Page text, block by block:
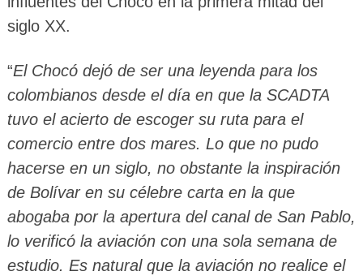
siglo XX.
“El Chocó dejó de ser una leyenda para los
colombianos desde el día en que la SCADTA
tuvo el acierto de escoger su ruta para el
comercio entre dos mares. Lo que no pudo
hacerse en un siglo, no obstante la inspiración
de Bolívar en su célebre carta en la que
abogaba por la apertura del canal de San Pablo,
lo verificó la aviación con una sola semana de
estudio. Es natural que la aviación no realice el